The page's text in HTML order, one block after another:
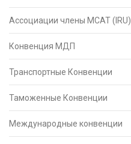
Ассоциации члены МСАТ (IRU)
Конвенция МДП
Транспортные Конвенции
Таможенные Конвенции
Международные конвенции